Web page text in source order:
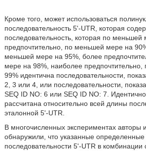
Кроме того, может использоваться
последовательность 5'-UTR, которая
последовательность, которая по меньшей
предпочтительно, по меньшей мере на
меньшей мере на 95%, более
мере на 98%, наиболее
99% идентична последовательности,
2, 3 или 4, или последовательности,
SEQ ID NO: 6 или SEQ ID NO: 7.
рассчитана относительно всей длины
эталонной 5'-UTR.
В многочисленных экспериментах авторы
обнаружили, что указанные
последовательности 5'-UTR в комбинации